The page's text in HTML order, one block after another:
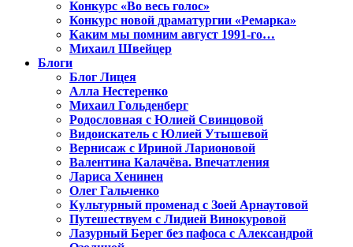
Конкурс «Во весь голос»
Конкурс новой драматургии «Ремарка»
Каким мы помним август 1991-го…
Михаил Швейцер
Блоги
Блог Лицея
Алла Нестеренко
Михаил Гольденберг
Родословная с Юлией Свинцовой
Видоискатель с Юлией Утышевой
Вернисаж с Ириной Ларионовой
Валентина Калачёва. Впечатления
Лариса Хенинен
Олег Гальченко
Культурный променад с Зоей Арнаутовой
Путешествуем с Лидией Винокуровой
Лазурный Берег без пафоса с Александрой